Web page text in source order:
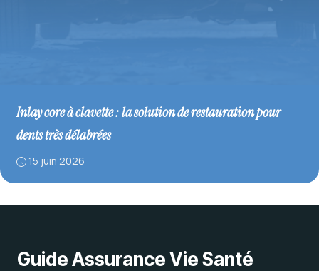
Inlay core à clavette : la solution de restauration pour
dents très délabrées
15 juin 2026
Guide Assurance Vie Santé